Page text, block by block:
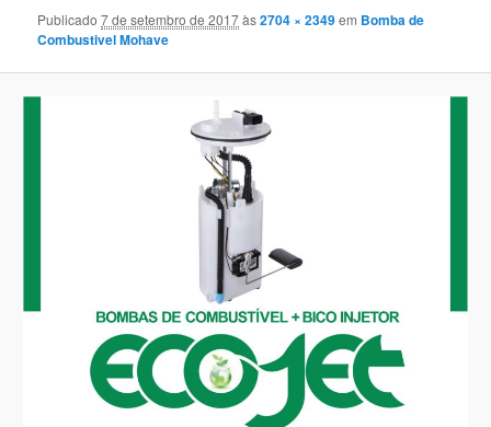
Publicado7 de setembro de 2017às2704 × 2349em Bomba de
Combustivel Mohave